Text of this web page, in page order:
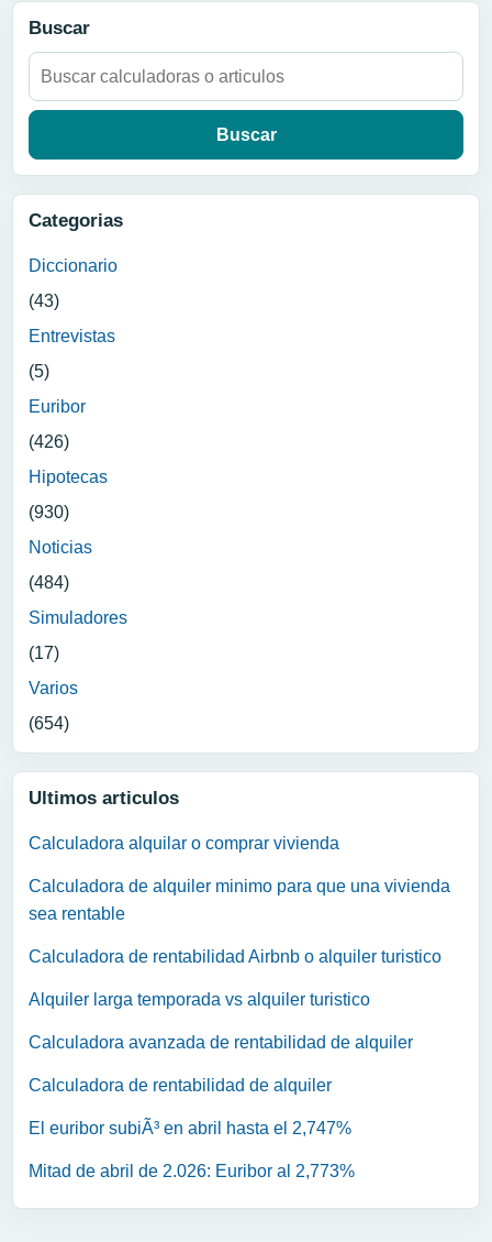
Buscar
Buscar:
Categorias
Diccionario
(43)
Entrevistas
(5)
Euribor
(426)
Hipotecas
(930)
Noticias
(484)
Simuladores
(17)
Varios
(654)
Ultimos articulos
Calculadora alquilar o comprar vivienda
Calculadora de alquiler minimo para que una vivienda
sea rentable
Calculadora de rentabilidad Airbnb o alquiler turistico
Alquiler larga temporada vs alquiler turistico
Calculadora avanzada de rentabilidad de alquiler
Calculadora de rentabilidad de alquiler
El euribor subiÃ³ en abril hasta el 2,747%
Mitad de abril de 2.026: Euribor al 2,773%